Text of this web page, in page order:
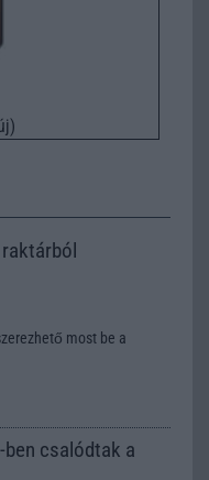
raktárból
most be a
ben csalódtak a